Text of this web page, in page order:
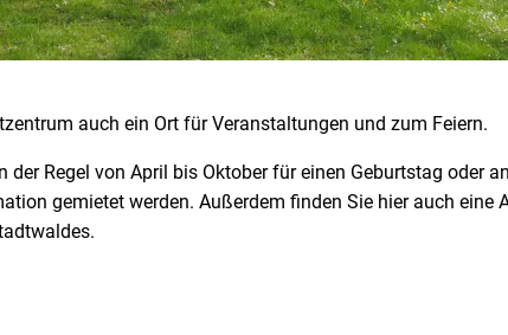
auch ein Ort für Veranstaltungen und zum Feiern.
der Regel von April bis Oktober für einen Geburtstag oder
gemietet werden. Außerdem finden Sie hier auch eine